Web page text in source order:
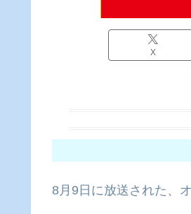
X
8月9日に放送された、